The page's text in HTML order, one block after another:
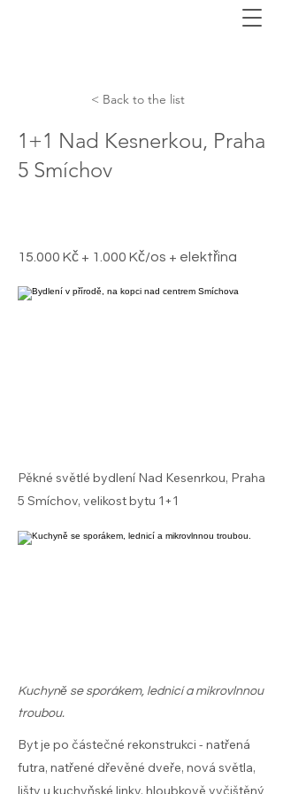
< Back to the list
1+1 Nad Kesnerkou, Praha
5 Smíchov
15.000 Kč + 1.000 Kč/os + elektřina
Pěkné světlé bydlení Nad Kesenrkou, Praha
5 Smíchov, velikost bytu 1+1
Kuchyně se sporákem, lednicí a mikrovlnnou
troubou.
Byt je po částečné rekonstrukci - natřená
futra, natřené dřevěné dveře, nová světla,
lišty u kuchyňské linky, hloubkově vyčištěný